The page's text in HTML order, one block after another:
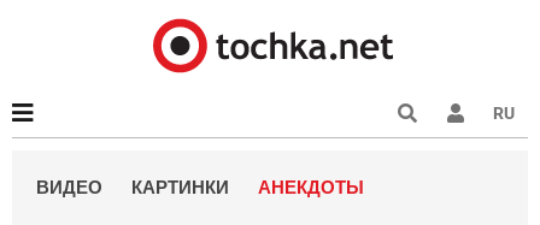
RU
ВИДЕО КАРТИНКИ АНЕКДОТЫ